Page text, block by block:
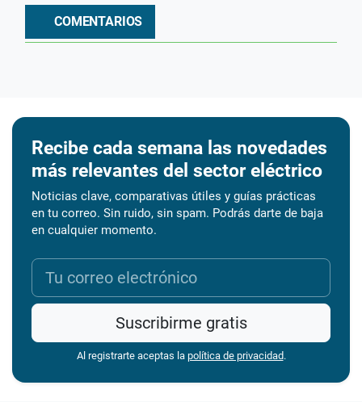
COMENTARIOS
Recibe cada semana las novedades
más relevantes del sector eléctrico
Noticias clave, comparativas útiles y guías prácticas
en tu correo. Sin ruido, sin spam. Podrás darte de baja
en cualquier momento.
Suscribirme gratis
Al registrarte aceptas la política de privacidad.